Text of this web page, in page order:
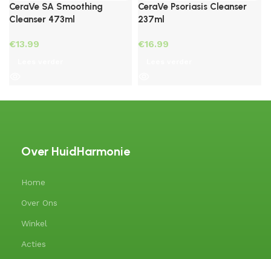
CeraVe SA Smoothing
Cleanser 473ml
€
CeraVe Psoriasis Cleanser
237ml
€
Over HuidHarmonie
Home
Over Ons
Winkel
Acties